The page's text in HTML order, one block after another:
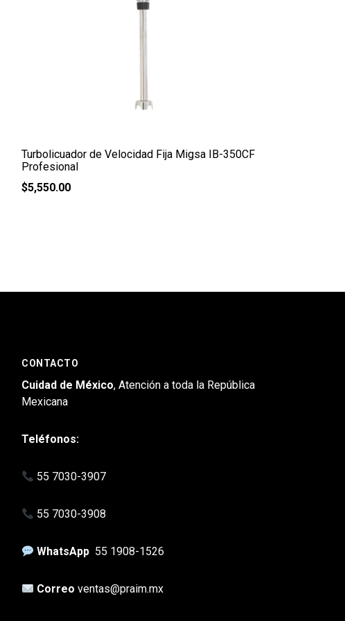
Turbolicuador de Velocidad Fija Migsa IB-350CF
Profesional
$5,550.00
CONTACTO
Cuidad de México, Atención a toda la República
Mexicana
Teléfonos:
55 7030-3907
55 7030-3908
WhatsApp 55 1908-1526
Correoventas@praim.mx